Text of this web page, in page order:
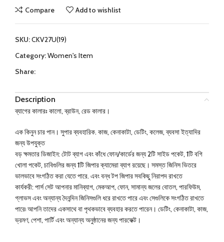
Compare Add to wishlist
SKU:CKV27U(19)
Category:Women's Item
Share:
Description
ব্যাগের কালারঃ কালো, ব্রাউন, রেড কালার।
এক কিনুন চার পান। সুপার ব্যবহারিক. কাজ, কেনাকাটা, ডেটিং, কলেজ, ব্যবসা ইত্যাদির
জন্য উপযুক্ত
বড় ক্ষমতার ডিজাইন: টোট ব্যাগ এবং কাঁধে ফোন/কার্ডের জন্য 2টি সাইড পকেট, 1টি বগি
খোলা পকেট, চাবিগুলির জন্য 1টি জিপার ক্যামেরা ব্যাগ রয়েছে। সমস্ত জিনিস ভিতরে
ভালভাবে সংগঠিত করা যেতে পারে. এবং বন্ধ টপ জিপার সবকিছু নিরাপদ রাখতে
কার্যকরী: পার্স সেট আপনার মানিব্যাগ, মেকআপ, ফোন, সামান্য জলের বোতল, পারফিউম,
গ্লাভস এবং অন্যান্য দৈনন্দিন জিনিসগুলি ধরে রাখতে পারে এবং সেগুলিকে সংগঠিত রাখতে
পারে৷ আপনি তাদের একসাথে বা পৃথকভাবে ব্যবহার করতে পারেন। ডেটিং, কেনাকাটা, কাজ,
ভ্রমণ, পেশা, পার্টি এবং অন্যান্য অনুষ্ঠানের জন্য পারফেক্ট।